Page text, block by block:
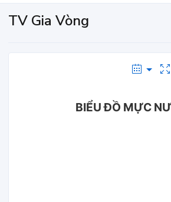
TV Gia Vòng
BIỂU ĐỒ MỰC